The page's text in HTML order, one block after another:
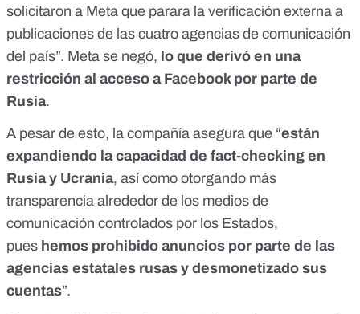
solicitaron a Meta que parara la verificación externa a
publicaciones de las cuatro agencias de comunicación
del país”. Meta se negó, lo que derivó en una
restricción al acceso a Facebook por parte de
Rusia.
A pesar de esto, la compañía asegura que “están
expandiendo la capacidad de fact-checking en
Rusia y Ucrania, así como otorgando más
transparencia alrededor de los medios de
comunicación controlados por los Estados,
pues hemos prohibido anuncios por parte de las
agencias estatales rusas y desmonetizado sus
cuentas”.